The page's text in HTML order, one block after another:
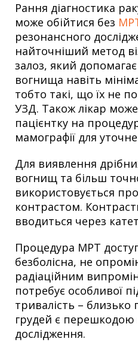
Рання діагностика
може обійтися без
резонансного
найточніший метод
залоз, який
вогнища навіть
тобто такі, що їх не
УЗД. Також лікар
пацієнтку на
мамографії для
Для виявлення
вогнищ та більш
використовується
контрастом.
вводиться через
Процедура МРТ
безболісна, не
радіаційним
потребує особливої
тривалість – близько
грудей є
дослідження.